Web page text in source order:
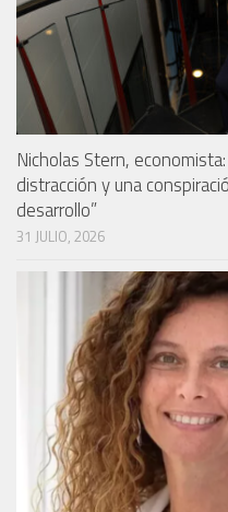
Nicholas Stern,
distracción y una
desarrollo”
31 JULIO, 2026